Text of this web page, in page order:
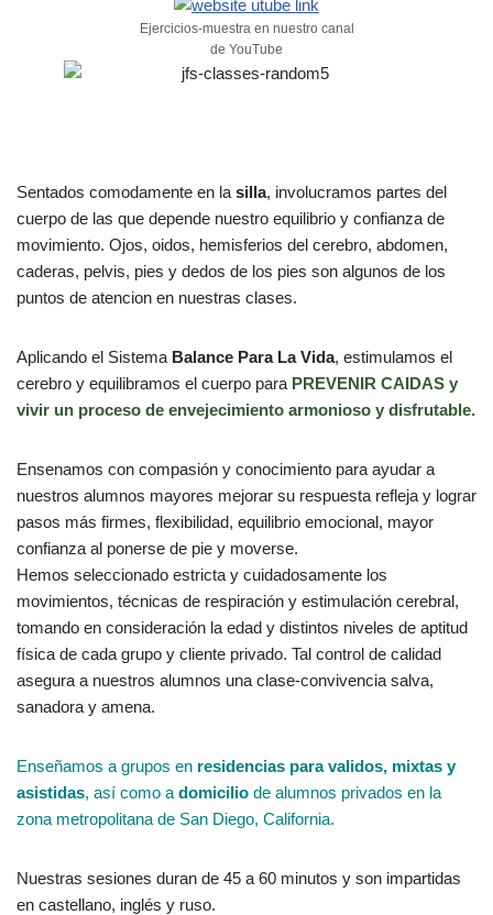
Ejercicios-muestra en nuestro canal
de YouTube
Sentados comodamente en la silla, involucramos partes del
cuerpo de las que depende nuestro equilibrio y confianza de
movimiento. Ojos, oidos, hemisferios del cerebro, abdomen,
caderas, pelvis, pies y dedos de los pies son algunos de los
puntos de atencion en nuestras clases.
Aplicando el Sistema Balance Para La Vida, estimulamos el
cerebro y equilibramos el cuerpo para PREVENIR CAIDAS y
vivir un proceso de envejecimiento armonioso y disfrutable.
Ensenamos con compasión y conocimiento para ayudar a
nuestros alumnos mayores mejorar su respuesta refleja y lograr
pasos más firmes, flexibilidad, equilibrio emocional, mayor
confianza al ponerse de pie y moverse.
Hemos seleccionado estricta y cuidadosamente los
movimientos, técnicas de respiración y estimulación cerebral,
tomando en consideración la edad y distintos niveles de aptitud
física de cada grupo y cliente privado. Tal control de calidad
asegura a nuestros alumnos una clase-convivencia salva,
sanadora y amena.
Enseñamos a grupos en residencias para validos, mixtas y
asistidas, así como a domicilio de alumnos privados en la
zona metropolitana de San Diego, California.
Nuestras sesiones duran de 45 a 60 minutos y son impartidas
en castellano, inglés y ruso.